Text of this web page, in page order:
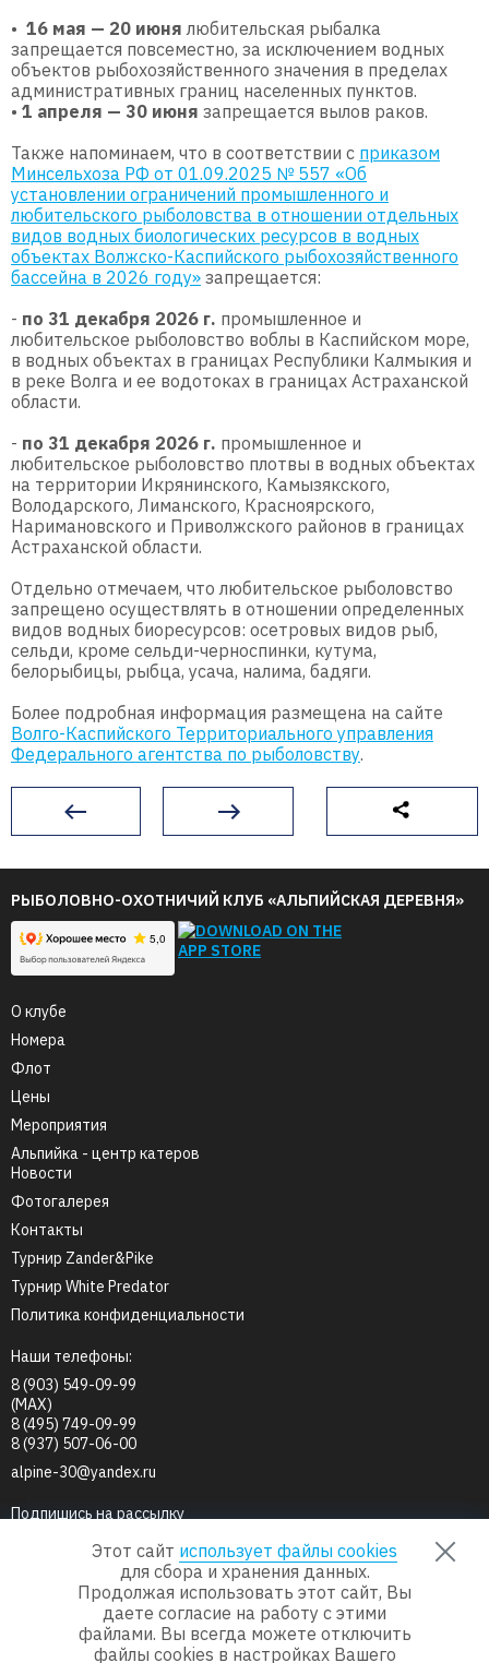
• 16 мая — 20 июня любительская рыбалка
запрещается повсеместно, за исключением водных
объектов рыбохозяйственного значения в пределах
административных границ населенных пунктов.
• 1 апреля — 30 июня запрещается вылов раков.
Также напоминаем, что в соответствии с приказом
Минсельхоза РФ от 01.09.2025 № 557 «Об
установлении ограничений промышленного и
любительского рыболовства в отношении отдельных
видов водных биологических ресурсов в водных
объектах Волжско-Каспийского рыбохозяйственного
бассейна в 2026 году» запрещается:
- по 31 декабря 2026 г. промышленное и
любительское рыболовство воблы в Каспийском море,
в водных объектах в границах Республики Калмыкия и
в реке Волга и ее водотоках в границах Астраханской
области.
- по 31 декабря 2026 г. промышленное и
любительское рыболовство плотвы в водных объектах
на территории Икрянинского, Камызякского,
Володарского, Лиманского, Красноярского,
Наримановского и Приволжского районов в границах
Астраханской области.
Отдельно отмечаем, что любительское рыболовство
запрещено осуществлять в отношении определенных
видов водных биоресурсов: осетровых видов рыб,
сельди, кроме сельди-черноспинки, кутума,
белорыбицы, рыбца, усача, налима, бадяги.
Более подробная информация размещена на сайте
Волго-Каспийского Территориального управления
Федерального агентства по рыболовству.
РЫБОЛОВНО-ОХОТНИЧИЙ КЛУБ «АЛЬПИЙСКАЯ ДЕРЕВНЯ»
О клубе
Номера
Флот
Цены
Мероприятия
Альпийка - центр катеров
Новости
Фотогалерея
Контакты
Турнир Zander&Pike
Турнир White Predator
Политика конфиденциальности
Наши телефоны:
8 (903) 549-09-99
(MAX)
8 (495) 749-09-99
8 (937) 507-06-00
alpine-30@yandex.ru
Подпишись на рассылку
Мы в соц.сетях
Этот сайт использует файлы cookies
для сбора и хранения данных.
Продолжая использовать этот сайт, Вы
даете согласие на работу с этими
файлами. Вы всегда можете отключить
файлы cookies в настройках Вашего